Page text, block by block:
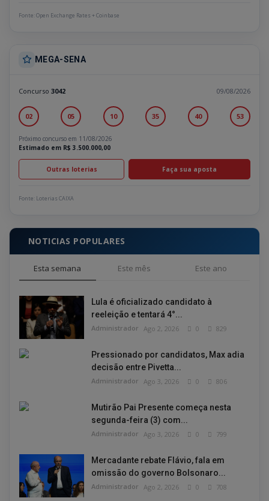
Fonte: Open Exchange Rates + Coinbase
MEGA-SENA
Concurso 3042 09/08/2026
02 05 10 35 40 53
Próximo concurso em 11/08/2026
Estimado em R$ 3.500.000,00
Outras loterias Faça sua aposta
Fonte: Loterias CAIXA
NOTICIAS POPULARES
Esta semana Este mês Este ano
Lula é oficializado candidato à
reeleição e tentará 4°...
Administrador Ago 2, 2026 0 829
Pressionado por candidatos, Max adia
decisão entre Pivetta...
Administrador Ago 3, 2026 0 806
Mutirão Pai Presente começa nesta
segunda-feira (3) com...
Administrador Ago 3, 2026 0 799
Mercadante rebate Flávio, fala em
omissão do governo Bolsonaro...
Administrador Ago 2, 2026 0 708